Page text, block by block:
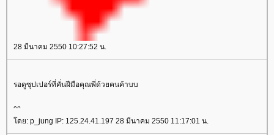
28 มีนาคม 2550 10:27:52 น.
รอดูซุปเปอร์ที่คั่นฝีมือคุณพี่ด้วยคนค้าบบ
^^
ดย: p_jung IP: 125.24.41.197 28 มีนาคม 2550 11:17:01 น.